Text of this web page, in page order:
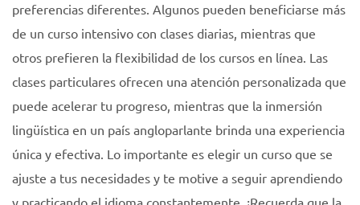
preferencias diferentes. Algunos pueden beneficiarse más
de un curso intensivo con clases diarias, mientras que
otros prefieren la flexibilidad de los cursos en línea. Las
clases particulares ofrecen una atención personalizada que
puede acelerar tu progreso, mientras que la inmersión
lingüística en un país angloparlante brinda una experiencia
única y efectiva. Lo importante es elegir un curso que se
ajuste a tus necesidades y te motive a seguir aprendiendo
y practicando el idioma constantemente. ¡Recuerda que la